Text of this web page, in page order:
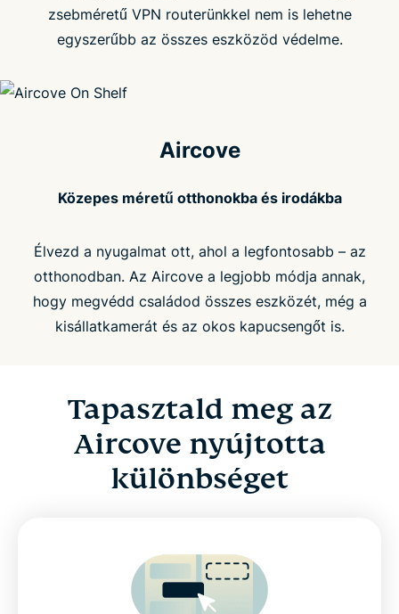
zsebméretű VPN routerünkkel nem is lehetne
egyszerűbb az összes eszközöd védelme.
Aircove
Közepes méretű otthonokba és irodákba
Élvezd a nyugalmat ott, ahol a legfontosabb – az
otthonodban. Az Aircove a legjobb módja annak,
hogy megvédd családod összes eszközét, még a
kisállatkamerát és az okos kapucsengőt is.
Tapasztald meg az
Aircove nyújtotta
különbséget